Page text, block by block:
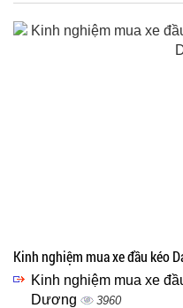
Kinh nghiệm mua xe đầu kéo
Kinh nghiệm mua xe
Dương
3960